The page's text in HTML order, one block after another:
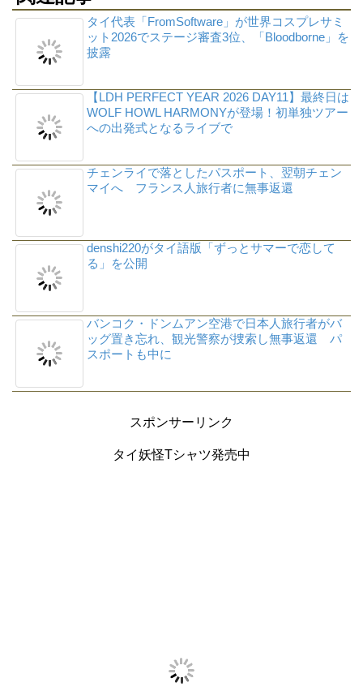
タイ代表「FromSoftware」が世界コスプレサミ
ット2026でステージ審査3位、「Bloodborne」を
披露
【LDH PERFECT YEAR 2026 DAY11】最終日は
WOLF HOWL HARMONYが登場！初単独ツアー
への出発式となるライブで
チェンライで落としたパスポート、翌朝チェン
マイへ フランス人旅行者に無事返還
denshi220がタイ語版「ずっとサマーで恋して
る」を公開
バンコク・ドンムアン空港で日本人旅行者がバ
ッグ置き忘れ、観光警察が捜索し無事返還 パ
スポートも中に
スポンサーリンク
タイ妖怪Tシャツ発売中